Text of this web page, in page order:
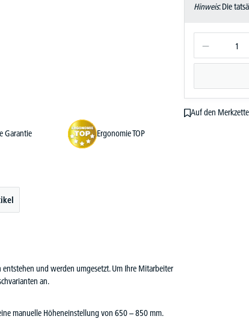
Hinweis: Die
Auf den Merkzettel
Garantie Ergonomie TOP
entstehen und werden umgesetzt. Um Ihre Mitarbeiter
an.
manuelle Höheneinstellung von 650 – 850 mm.